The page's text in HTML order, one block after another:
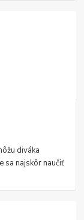
diváka
sa najskôr naučiť